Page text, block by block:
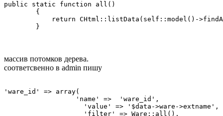
public static function all()
        {
return CHtml::listData(self::model()-
        }
массив потомков дерева.
соответсвенно в admin пишу
'ware_id' => array(
                  'name' =>  'ware_id',
                    'value' => '$data->ware->extname',
                    'filter' => Ware::all(),